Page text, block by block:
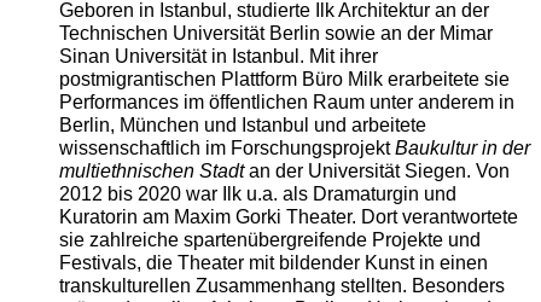
Geboren in Istanbul, studierte Ilk Architektur an der
Technischen Universität Berlin sowie an der Mimar
Sinan Universität in Istanbul. Mit ihrer
postmigrantischen Plattform Büro Milk erarbeitete sie
Performances im öffentlichen Raum unter anderem in
Berlin, München und Istanbul und arbeitete
wissenschaftlich im ForschungsprojektBaukultur in der
multiethnischen Stadtan der Universität Siegen. Von
2012 bis 2020 war Ilk u.a. als Dramaturgin und
Kuratorin am Maxim Gorki Theater. Dort verantwortete
sie zahlreiche spartenübergreifende Projekte und
Festivals, die Theater mit bildender Kunst in einen
transkulturellen Zusammenhang stellten. Besonders